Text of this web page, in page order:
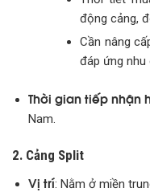
động cảng,
Cần nâng
đáp ứng nhu
Thời gian tiếp nhận
Nam.
2. Cảng Split
Vị trí: Nằm ở miền